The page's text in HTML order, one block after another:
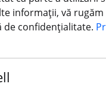
informații, vă
de confidențialitate.